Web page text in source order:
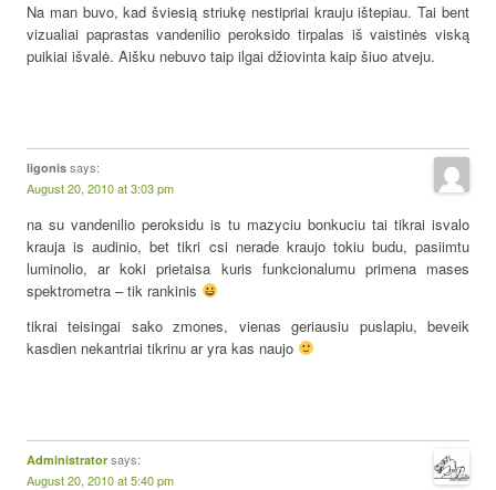
Na man buvo, kad šviesią striukę nestipriai krauju ištepiau. Tai bent
vizualiai paprastas vandenilio peroksido tirpalas iš vaistinės viską
puikiai išvalė. Aišku nebuvo taip ilgai džiovinta kaip šiuo atveju.
ligonis says:
August 20, 2010 at 3:03 pm
na su vandenilio peroksidu is tu mazyciu bonkuciu tai tikrai isvalo
krauja is audinio, bet tikri csi nerade kraujo tokiu budu, pasiimtu
luminolio, ar koki prietaisa kuris funkcionalumu primena mases
spektrometra – tik rankinis
tikrai teisingai sako zmones, vienas geriausiu puslapiu, beveik
kasdien nekantriai tikrinu ar yra kas naujo
Administrator says:
August 20, 2010 at 5:40 pm